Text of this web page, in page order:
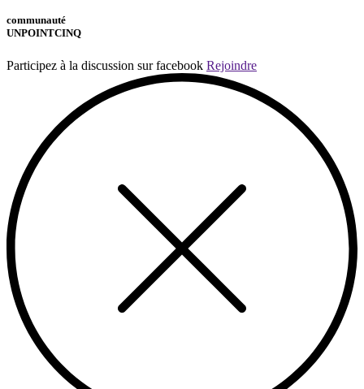
communauté
UNPOINTCINQ
Participez à la discussion sur facebook Rejoindre